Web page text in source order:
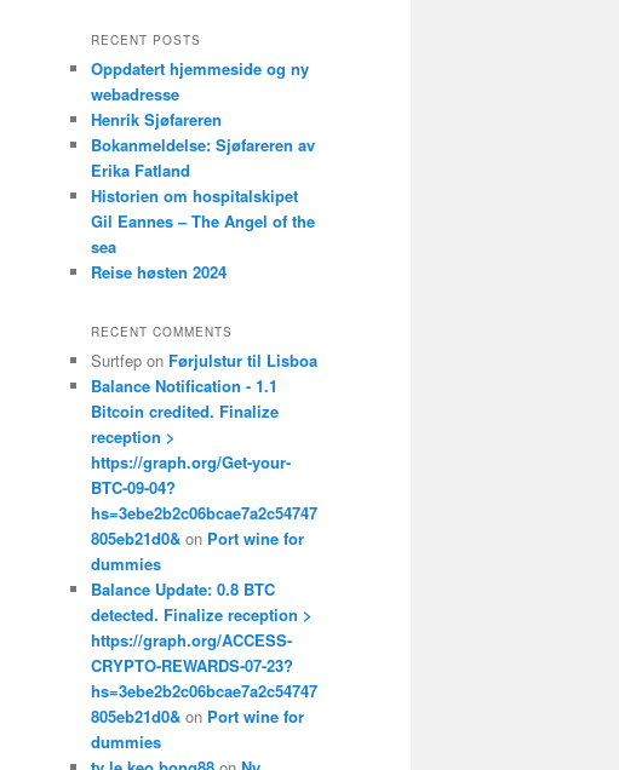
r
h
RECENT POSTS
Oppdatert hjemmeside og ny
webadresse
Henrik Sjøfareren
Bokanmeldelse: Sjøfareren av
Erika Fatland
Historien om hospitalskipet
Gil Eannes – The Angel of the
sea
Reise høsten 2024
RECENT COMMENTS
Surtfep on Førjulstur til Lisboa
Balance Notification - 1.1
Bitcoin credited. Finalize
reception >
https://graph.org/Get-your-
BTC-09-04?
hs=3ebe2b2c06bcae7a2c54747
805eb21d0& on Port wine for
dummies
Balance Update: 0.8 BTC
detected. Finalize reception >
https://graph.org/ACCESS-
CRYPTO-REWARDS-07-23?
hs=3ebe2b2c06bcae7a2c54747
805eb21d0& on Port wine for
dummies